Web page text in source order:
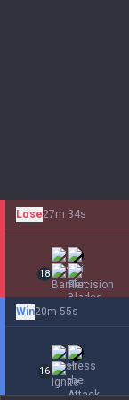
Lose27m 34s
18
Win20m 55s
16